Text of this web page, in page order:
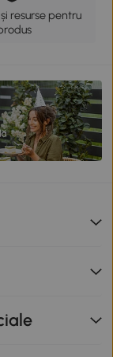
resurse pentru